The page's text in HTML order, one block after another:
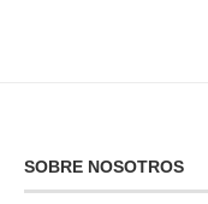
SOBRE NOSOTROS